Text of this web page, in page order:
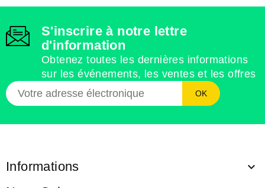
S'inscrire à notre lettre
d'information
Obtenez toutes les dernières informations
sur les événements, les ventes et les offres
Informations 